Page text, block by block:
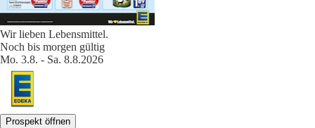
Wir lieben Lebensmittel.
Noch bis morgen gültig
Mo. 3.8. - Sa. 8.8.2026
Prospekt öffnen